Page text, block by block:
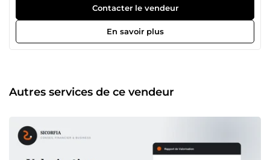
simple prévisionnel financier. Nous intervenons sur
l'ensemble du conseil financier : prévisionnels et
modélisation financière, gestion de trésorerie, structuration
financière, et accompagnement continu à mesure que
financière, nous sommes là pour vous accompagner. Notre
expérience s'appuie sur un parcours concret en finance
nous permet de savoir précisément ce qu'une banque ou
un investisseur attend de voir dans vos chiffres, et surtout
pourquoi. ✅ Un accompagnement financier complet, pas
Contacter le vendeur
En savoir plus
Autres services de ce vendeur